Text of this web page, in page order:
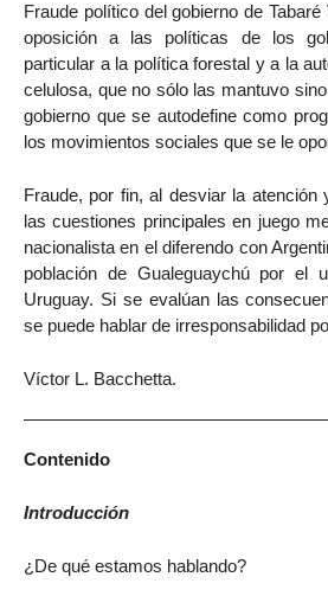
Fraude político del gobierno de
oposición a las políticas de los
particular a la política forestal y a la
celulosa, que no sólo las mantuvo
gobierno que se autodefine como
los movimientos sociales que se le
Fraude, por fin, al desviar la atención
las cuestiones principales en juego
nacionalista en el diferendo con
población de Gualeguaychú por el
Uruguay. Si se evalúan las
se puede hablar de irresponsabilidad
Víctor L. Bacchetta.
Contenido
Introducción
¿De qué estamos hablando?